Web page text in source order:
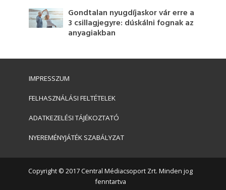
Gondtalan nyugdíjaskor vár erre a
3 csillagjegyre: dúskálni fognak az
anyagiakban
IMPRESSZUM
FELHASZNÁLÁSI FELTÉTELEK
ADATKEZELÉSI TÁJÉKOZTATÓ
NYEREMÉNYJÁTÉK SZABÁLYZAT
Copyright © 2017 Central Médiacsoport Zrt. Minden jog
fenntartva